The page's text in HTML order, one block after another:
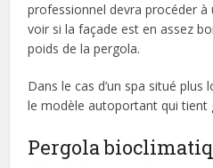
professionnel devra procéder
voir si la façade est en assez
poids de la pergola.
Dans le cas d’un spa situé
le modèle autoportant qui tient
Pergola